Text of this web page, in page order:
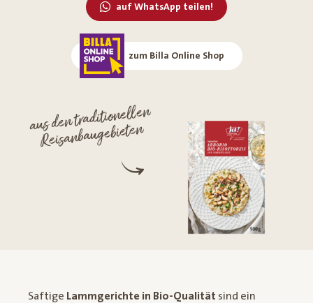
auf WhatsApp teilen!
zum Billa Online Shop
aus den traditionellen
Reisanbaugebieten
Saftige Lammgerichte in Bio-Qualität sind ein